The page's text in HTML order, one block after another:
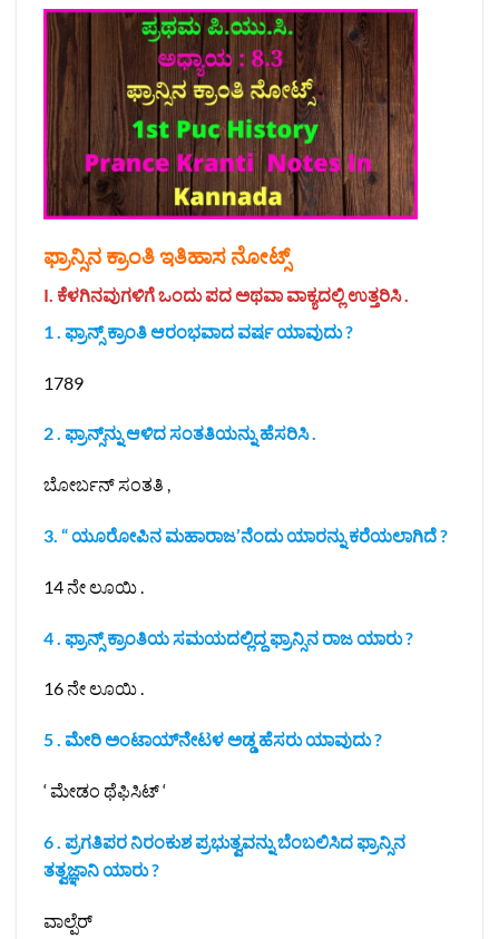
ಫ್ರಾನ್ಸಿನ ಕ್ರಾಂತಿ‌ ಇತಿಹಾಸ ನೋಟ್ಸ್
I. ಕೆಳಗಿನವುಗಳಿಗೆ ಒಂದು ಪದ ಅಥವಾ ವಾಕ್ಯದಲ್ಲಿ ಉತ್ತರಿಸಿ .
1 . ಫ್ರಾನ್ಸ್ ಕ್ರಾಂತಿ ಆರಂಭವಾದ ವರ್ಷ ಯಾವುದು ?
1789
2 . ಫ್ರಾನ್ಸ್‌ನ್ನು ಆಳಿದ ಸಂತತಿಯನ್ನು ಹೆಸರಿಸಿ .
ಬೋರ್ಬನ್ ಸಂತತಿ ,
3. “ ಯೂರೋಪಿನ ಮಹಾರಾಜ’ನೆಂದು ಯಾರನ್ನು ಕರೆಯಲಾಗಿದೆ ?
14 ನೇ ಲೂಯಿ .
4 . ಫ್ರಾನ್ಸ್ ಕ್ರಾಂತಿಯ ಸಮಯದಲ್ಲಿದ್ದ ಫ್ರಾನ್ಸಿನ ರಾಜ ಯಾರು ?
16 ನೇ ಲೂಯಿ .
5 . ಮೇರಿ ಅಂಟಾಯ್‌ನೇಟಳ ಅಡ್ಡ ಹೆಸರು ಯಾವುದು ?
‘ ಮೇಡಂ ಥೆಫಿಸಿಟ್ ‘
6 . ಪ್ರಗತಿಪರ ನಿರಂಕುಶ ಪ್ರಭುತ್ವವನ್ನು ಬೆಂಬಲಿಸಿದ ಫ್ರಾನ್ಸಿನ
ತತ್ವಜ್ಞಾನಿ ಯಾರು ?
ವಾಲ್ಪೆರ್